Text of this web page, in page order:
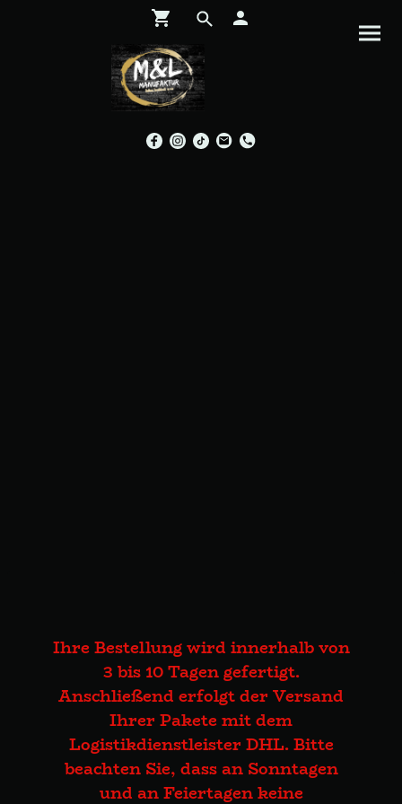
Ihre Bestellung wird innerhalb von
3 bis 10 Tagen gefertigt.
Anschließend erfolgt der Versand
Ihrer Pakete mit dem
Logistikdienstleister DHL. Bitte
beachten Sie, dass an Sonntagen
und an Feiertagen keine